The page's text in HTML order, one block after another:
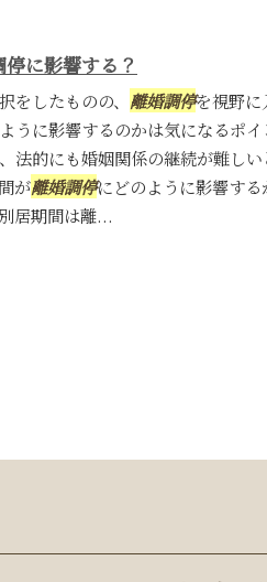
に影響する？
をしたものの、 離婚調停を視野に
うに影響するのかは気になるポ
法的にも婚姻関係の継続が難し
が離婚調停にどのように影響す
居期間は離...